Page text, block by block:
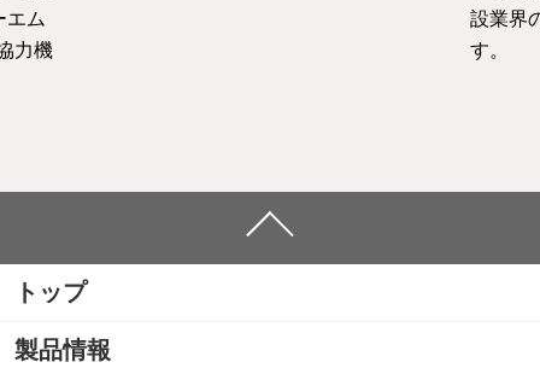
エム
力機
設業界
す。
トップ
製品情報